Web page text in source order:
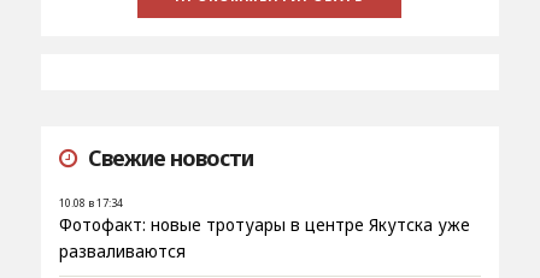
Свежие новости
10.08 в 17:34
Фотофакт: новые тротуары в центре Якутска уже
разваливаются